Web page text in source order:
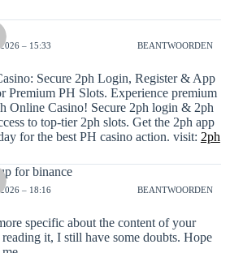
– 15:33 BEANTWOORDEN
Secure 2ph Login, Register & App
Premium PH Slots. Experience premium
Online Casino! Secure 2ph login & 2ph
to top-tier 2ph slots. Get the 2ph app
for the best PH casino action. visit: 2ph
for binance
– 18:16 BEANTWOORDEN
specific about the content of your
it, I still have some doubts. Hope